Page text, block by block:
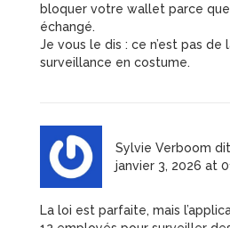
bloquer votre wallet parce
échangé.
Je vous le dis : ce n’est pas de
surveillance en costume.
Sylvie Verboom
janvier 3, 2026 at
La loi est parfaite, mais